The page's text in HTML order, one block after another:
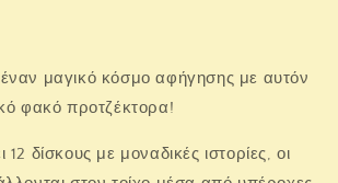
μαγικό κόσμο αφήγησης με αυτόν
φακό προτζέκτορα!
12 δίσκους με μοναδικές ιστορίες, οι